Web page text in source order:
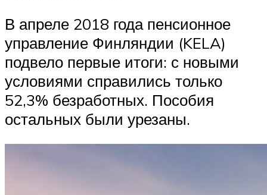
В апреле 2018 года пенсионное
управление Финляндии (KELA)
подвело первые итоги: с новыми
условиями справились только
52,3% безработных. Пособия
остальных были урезаны.